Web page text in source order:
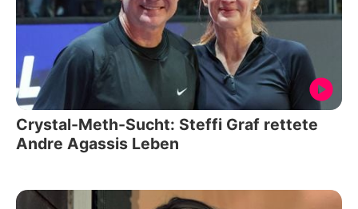
Crystal-Meth-Sucht: Steffi Graf rettete
Andre Agassis Leben